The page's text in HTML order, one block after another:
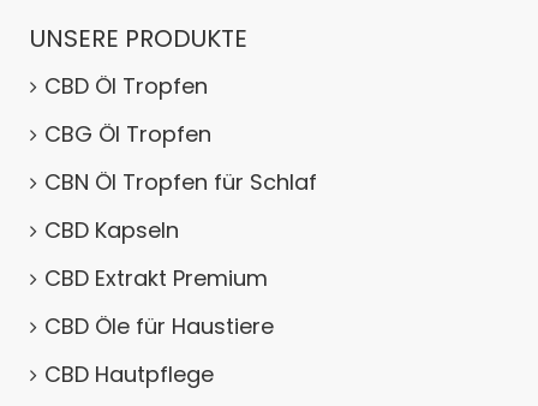
UNSERE PRODUKTE
CBD Öl Tropfen
CBG Öl Tropfen
CBN Öl Tropfen für Schlaf
CBD Kapseln
CBD Extrakt Premium
CBD Öle für Haustiere
CBD Hautpflege